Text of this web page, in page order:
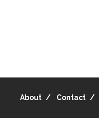
About Contact